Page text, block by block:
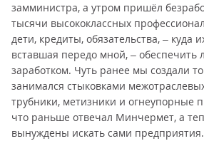
замминистра, а утром пришёл
тысячи высококлассных
дети, кредиты, обязательства, – куда
вставшая передо мной, – обеспечить
заработком. Чуть ранее мы создали
занимался стыковками
трубники, метизники и огнеупорные
что раньше отвечал Минчермет, а
вынуждены искать сами